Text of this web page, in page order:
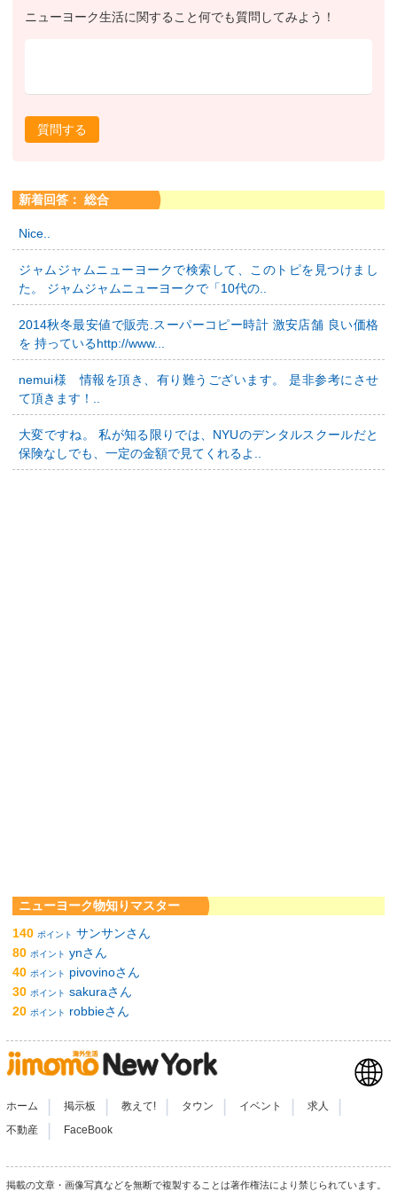
ニューヨーク生活に関すること何でも質問してみよう！
質問する
新着回答： 総合
Nice..
ジャムジャムニューヨークで検索して、このトピを見つけまし
た。 ジャムジャムニューヨークで「10代の..
2014秋冬最安値で販売.スーパーコピー時計 激安店舗 良い価格
を 持っているhttp://www...
nemui様 情報を頂き、有り難うございます。 是非参考にさせ
て頂きます！..
大変ですね。 私が知る限りでは、NYUのデンタルスクールだと
保険なしでも、一定の金額で見てくれるよ..
ニューヨーク物知りマスター
140 ポイント サンサンさん
80 ポイント ynさん
40 ポイント
pivovinoさん
30 ポイント sakuraさん
20 ポイント robbieさん
ホーム 掲示板 教えて! タウン イベント 求人
不動産 FaceBook
掲載の文章・画像写真などを無断で複製することは著作権法により禁じられています。